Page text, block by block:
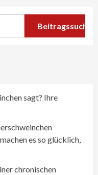
Beitragssuche
sagt? Ihre
es so glücklich,
chronischen